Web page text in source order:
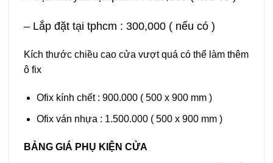
– Lắp đặt tại tphcm : 300,000 ( nếu có )
Kích thước chiều cao cửa vượt quá có thể làm thêm
ô fix
Ofix kính chết : 900.000 ( 500 x 900 mm )
Ofix ván nhựa : 1.500.000 ( 500 x 900 mm )
BẢNG GIÁ PHỤ KIỆN CỬA